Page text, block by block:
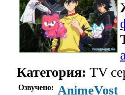
Категория: TV
Озвучено: AnimeVost